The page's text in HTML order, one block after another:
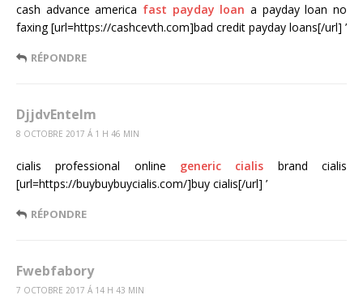
cash advance america fast payday loan a payday loan no
faxing [url=https://cashcevth.com]bad credit payday loans[/url] ’
RÉPONDRE
DjjdvEntelm
8 OCTOBRE 2017 Á 1 H 46 MIN
cialis professional online generic cialis brand cialis
[url=https://buybuybuycialis.com/]buy cialis[/url] ’
RÉPONDRE
Fwebfabory
7 OCTOBRE 2017 Á 14 H 43 MIN